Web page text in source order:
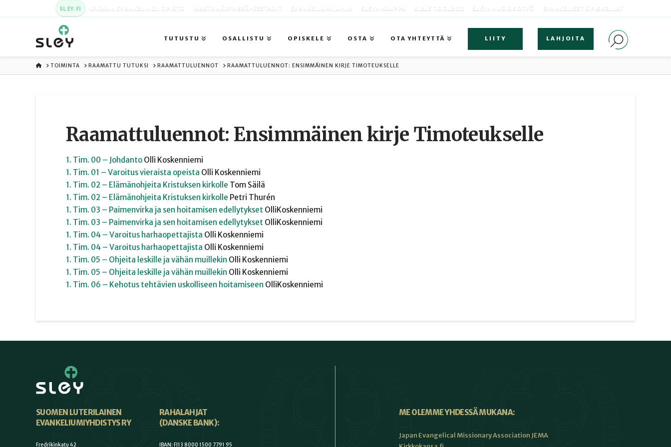
SLEY.FI KARKUN EVANKELINEN OPISTO MAATA NÄKYVISSÄ -FESTARIT EVANKELIUMIJUHLA SLEYN KAUPPA BIBLE TOOLBOX SLEYN NUORISOTYÖ EVANKELISET OPISKELIJAT
TUTUSTU OSALLISTU OPISKELE OSTA OTA YHTEYTTÄ LIITY LAHJOITA
ETUSIVU
TOIMINTA RAAMATTU TUTUKSI RAAMATTULUENNOT RAAMATTULUENNOT: ENSIMMÄINEN KIRJE TIMOTEUKSELLE
Raamattuluennot: Ensimmäinen kirje Timoteukselle
1. Tim. 00 – Johdanto Olli Koskenniemi
1. Tim. 01 – Varoitus vieraista opeista Olli Koskenniemi
1. Tim. 02 – Elämänohjeita Kristuksen kirkolle Tom Säilä
1. Tim. 02 – Elämänohjeita Kristuksen kirkolle Petri Thurén
1. Tim. 03 – Paimenvirka ja sen hoitamisen edellytykset OlliKoskenniemi
1. Tim. 03 – Paimenvirka ja sen hoitamisen edellytykset OlliKoskenniemi
1. Tim. 04 – Varoitus harhaopettajista Olli Koskenniemi
1. Tim. 04 – Varoitus harhaopettajista Olli Koskenniemi
1. Tim. 05 – Ohjeita leskille ja vähän muillekin Olli Koskenniemi
1. Tim. 05 – Ohjeita leskille ja vähän muillekin Olli Koskenniemi
1. Tim. 06 – Kehotus tehtävien uskolliseen hoitamiseen OlliKoskenniemi
SUOMEN LUTERILAINEN
EVANKELIUMIYHDISTYS RY
Fredrikinkatu 42
RAHALAHJAT
(DANSKE BANK):
IBAN: FI13 8000 1500 7791 95
ME OLEMME YHDESSÄ MUKANA:
Japan Evangelical Missionary Association JEMA